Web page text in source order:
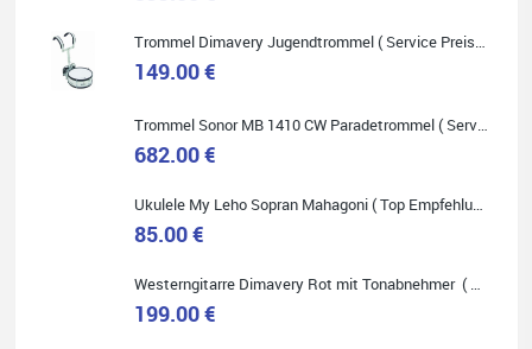
Quelle: Google-Rezension
Klein...aber fein!
Toller Service, nette Leute. Immer wieder gerne..
Trommel Dimavery Jugendtrommel ( Service Preis inkl. Werkstatt Service )
149.00 €
Trommel Sonor MB 1410 CW Paradetrommel ( Service Preis inkl. Werkstatt Service )
682.00 €
Ukulele My Leho Sopran Mahagoni ( Top Empfehlung ! )
85.00 €
Westerngitarre Dimavery Rot mit Tonabnehmer ( Service Preis inkl. Werkstatt Service )
199.00 €